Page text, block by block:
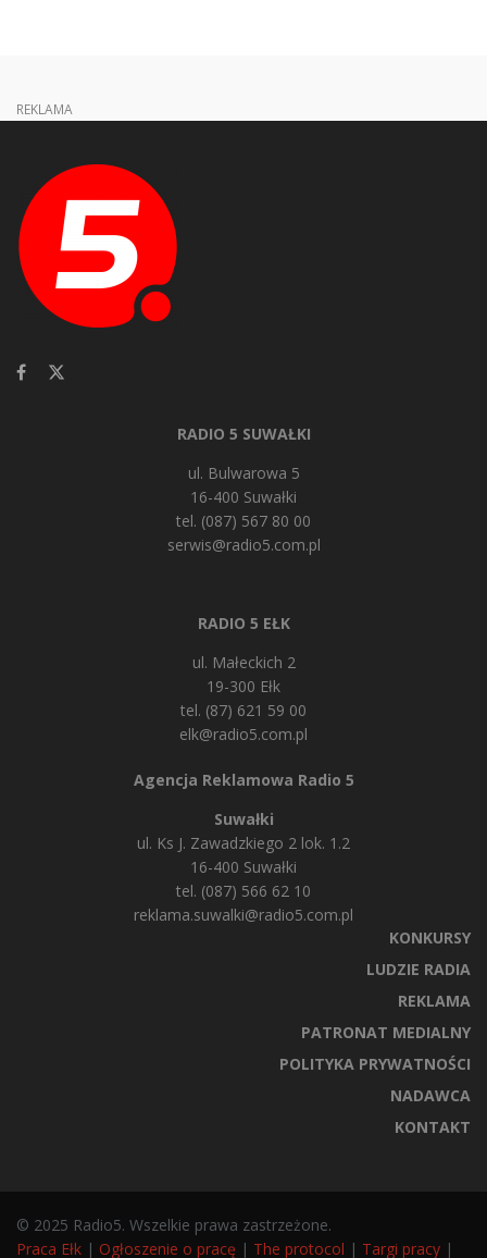
REKLAMA
RADIO 5 SUWAŁKI
ul. Bulwarowa 5
16-400 Suwałki
tel. (087) 567 80 00
serwis@radio5.com.pl
RADIO 5 EŁK
ul. Małeckich 2
19-300 Ełk
tel. (87) 621 59 00
elk@radio5.com.pl
Agencja Reklamowa Radio 5
Suwałki
ul. Ks J. Zawadzkiego 2 lok. 1.2
16-400 Suwałki
tel. (087) 566 62 10
reklama.suwalki@radio5.com.pl
KONKURSY
LUDZIE RADIA
REKLAMA
PATRONAT MEDIALNY
POLITYKA PRYWATNOŚCI
NADAWCA
KONTAKT
© 2025 Radio5. Wszelkie prawa zastrzeżone.
Praca Ełk | Ogłoszenie o pracę | The protocol | Targi pracy |